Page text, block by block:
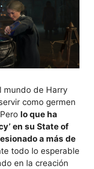
mundo de Harry
como germen
lo que ha
en su State of
a más de
todo lo esperable
en la creación